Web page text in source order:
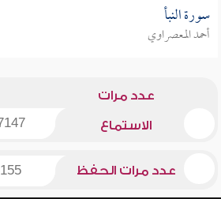
سورة النبأ
أحمد المعصراوي
عدد مرات
الاستماع
عدد مرات الحفظ